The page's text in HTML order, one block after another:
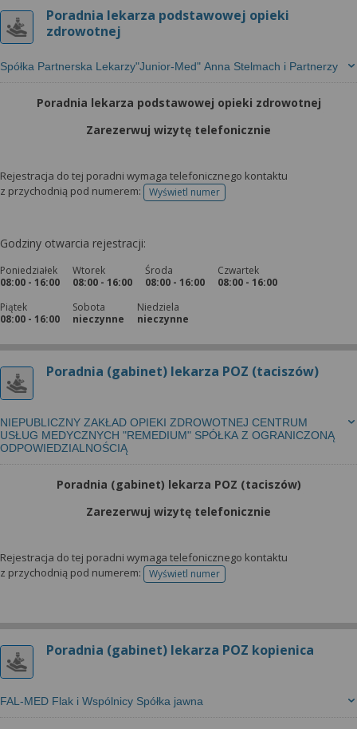
Poradnia lekarza podstawowej opieki
zdrowotnej
Spółka Partnerska Lekarzy"Junior-Med" Anna Stelmach i Partnerzy
Poradnia lekarza podstawowej opieki zdrowotnej
Zarezerwuj wizytę telefonicznie
Rejestracja do tej poradni wymaga telefonicznego kontaktu
z przychodnią pod numerem:
Wyświetl numertelefonu do rejestracji
Godziny otwarcia rejestracji:
Poniedziałek
08:00 - 16:00
Wtorek
08:00 - 16:00
Środa
08:00 - 16:00
Czwartek
08:00 - 16:00
Piątek
08:00 - 16:00
Sobota
nieczynne
Niedziela
nieczynne
Poradnia (gabinet) lekarza POZ (taciszów)
NIEPUBLICZNY ZAKŁAD OPIEKI ZDROWOTNEJ CENTRUM
USŁUG MEDYCZNYCH "REMEDIUM" SPÓŁKA Z OGRANICZONĄ
ODPOWIEDZIALNOŚCIĄ
Poradnia (gabinet) lekarza POZ (taciszów)
Zarezerwuj wizytę telefonicznie
Rejestracja do tej poradni wymaga telefonicznego kontaktu
z przychodnią pod numerem:
Wyświetl numertelefonu do rejestracji
Poradnia (gabinet) lekarza POZ kopienica
FAL-MED Flak i Wspólnicy Spółka jawna